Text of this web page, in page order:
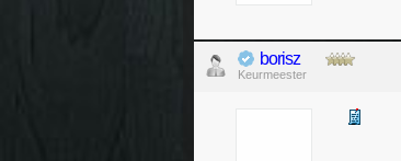
borisz
Keurmeester